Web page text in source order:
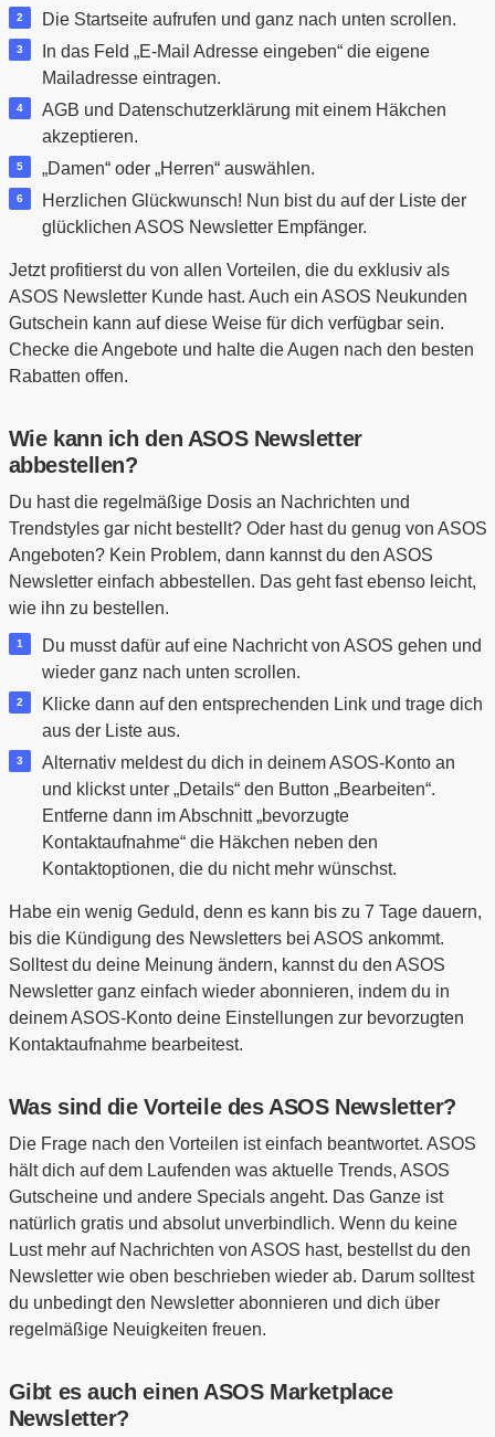
Die Startseite aufrufen und ganz nach unten scrollen.
In das Feld „E-Mail Adresse eingeben“ die eigene
Mailadresse eintragen.
AGB und Datenschutzerklärung mit einem Häkchen
akzeptieren.
„Damen“ oder „Herren“ auswählen.
Herzlichen Glückwunsch! Nun bist du auf der Liste der
glücklichen ASOS Newsletter Empfänger.
Jetzt profitierst du von allen Vorteilen, die du exklusiv als
ASOS Newsletter Kunde hast. Auch ein ASOS Neukunden
Gutschein kann auf diese Weise für dich verfügbar sein.
Checke die Angebote und halte die Augen nach den besten
Rabatten offen.
Wie kann ich den ASOS Newsletter
abbestellen?
Du hast die regelmäßige Dosis an Nachrichten und
Trendstyles gar nicht bestellt? Oder hast du genug von ASOS
Angeboten? Kein Problem, dann kannst du den ASOS
Newsletter einfach abbestellen. Das geht fast ebenso leicht,
wie ihn zu bestellen.
Du musst dafür auf eine Nachricht von ASOS gehen und
wieder ganz nach unten scrollen.
Klicke dann auf den entsprechenden Link und trage dich
aus der Liste aus.
Alternativ meldest du dich in deinem ASOS-Konto an
und klickst unter „Details“ den Button „Bearbeiten“.
Entferne dann im Abschnitt „bevorzugte
Kontaktaufnahme“ die Häkchen neben den
Kontaktoptionen, die du nicht mehr wünschst.
Habe ein wenig Geduld, denn es kann bis zu 7 Tage dauern,
bis die Kündigung des Newsletters bei ASOS ankommt.
Solltest du deine Meinung ändern, kannst du den ASOS
Newsletter ganz einfach wieder abonnieren, indem du in
deinem ASOS-Konto deine Einstellungen zur bevorzugten
Kontaktaufnahme bearbeitest.
Was sind die Vorteile des ASOS Newsletter?
Die Frage nach den Vorteilen ist einfach beantwortet. ASOS
hält dich auf dem Laufenden was aktuelle Trends, ASOS
Gutscheine und andere Specials angeht. Das Ganze ist
natürlich gratis und absolut unverbindlich. Wenn du keine
Lust mehr auf Nachrichten von ASOS hast, bestellst du den
Newsletter wie oben beschrieben wieder ab. Darum solltest
du unbedingt den Newsletter abonnieren und dich über
regelmäßige Neuigkeiten freuen.
Gibt es auch einen ASOS Marketplace
Newsletter?